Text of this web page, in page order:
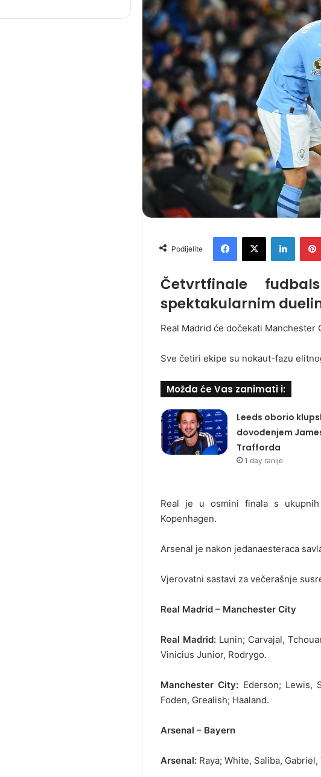
Podijelite
Četvrtfinale
spektakularnim
Real Madrid će dočekati
Sve četiri ekipe su nokaut-fazu
Možda će Vas zanimati i:
Leeds oborio
dovođenjem
Trafforda
1 day ranije
Real je u osmini finala s
Kopenhagen.
Arsenal je nakon jedanaesteraca
Vjerovatni sastavi za večerašnje
Real Madrid – Manchester City
Real Madrid: Lunin; Carvajal,
Vinicius Junior, Rodrygo.
Manchester City: Ederson; Lewis,
Foden, Grealish; Haaland.
Arsenal – Bayern
Arsenal: Raya; White, Saliba,